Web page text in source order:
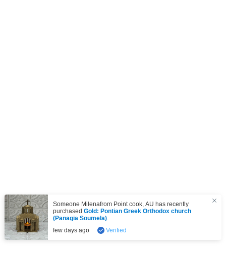
Someone Milenafrom Point cook, AU has recently
purchased Gold: Pontian Greek Orthodox church
(Panagia Soumela).
few days ago
Verified